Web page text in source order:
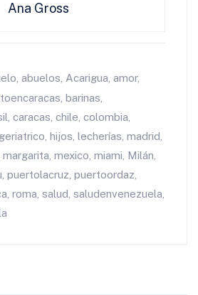
Ana Gross
abuelos Acarigua amor,
barinas
caracas chile colombia
geriatrico hijos lecherías madrid
margarita mexico miami Milán
puertolacruz puertoordaz
roma salud saludenvenezuela